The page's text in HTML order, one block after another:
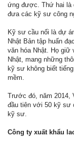
ứng được. Thứ hai là
đưa các kỹ sư công
Kỹ sư cầu nối là dự
Nhật Bản tập huấn
văn hóa Nhật. Họ giữ
Nhật, mang những
kỹ sư không biết
mềm.
Trước đó, năm 2014,
đầu tiên với 50 kỹ sư
kỹ sư.
Công ty xuất khẩu